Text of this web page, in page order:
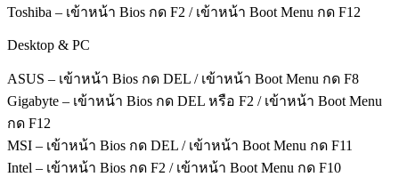
Toshiba – เข้าหน้า Bios กด F2 / เข้าหน้า Boot Menu กด F12
Desktop & PC
ASUS – เข้าหน้า Bios กด DEL / เข้าหน้า Boot Menu กด F8
Gigabyte – เข้าหน้า Bios กด DEL หรือ F2 / เข้าหน้า Boot Menu
กด F12
MSI – เข้าหน้า Bios กด DEL / เข้าหน้า Boot Menu กด F11
Intel – เข้าหน้า Bios กด F2 / เข้าหน้า Boot Menu กด F10